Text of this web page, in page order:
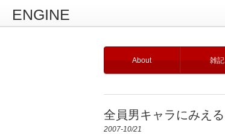
ENGINE
About 雑記
全員男キャラにみえる
2007-10/21